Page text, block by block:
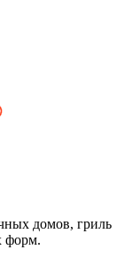
домов, гриль
форм.